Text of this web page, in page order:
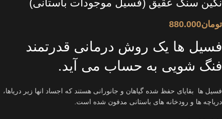
نگین سنگ عقیق (فسیل موجودات باستانی)
تومان880.000
فسیل ها یک روش درمانی قدرتمند
فنگ شویی به حساب می آید.
فسیل ها بقایای حفظ شده گیاهان و جانورانی هستند که اجساد انها زیر دریاها،
دریاچه ها و رودخانه های باستانی مدفون شده است.